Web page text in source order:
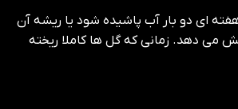
ای دو بار آب پاشیده شود یا ریشه آن
می دهد. زمانی که گل ها کاملا ریخته